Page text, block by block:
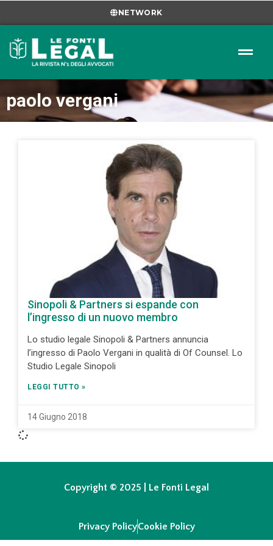
NETWORK
paolo vergani
Sinopoli & Partners si espande con
l’ingresso di un nuovo membro
Lo studio legale Sinopoli & Partners annuncia
l’ingresso di Paolo Vergani in qualità di Of Counsel. Lo
Studio Legale Sinopoli
LEGGI TUTTO »
14 Giugno 2018
Copyright © 2025 | Le Fonti Legal
Privacy PolicyCookie Policy